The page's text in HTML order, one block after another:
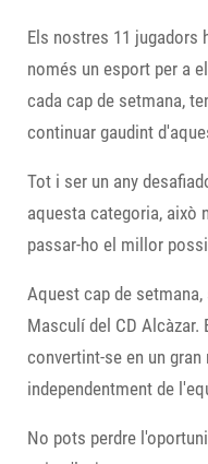
Els nostres 11 jugadors
només un esport per a
cada cap de setmana,
continuar gaudint
Tot i ser un any
aquesta categoria, això
passar-ho el millor
Aquest cap de
Masculí del CD
convertint-se en un
independentment de
No pots perdre